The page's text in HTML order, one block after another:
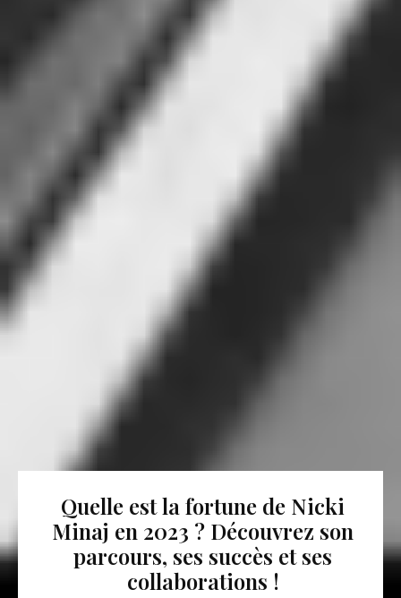
Quelle est la fortune de Nicki
Minaj en 2023 ? Découvrez son
parcours, ses succès et ses
collaborations !